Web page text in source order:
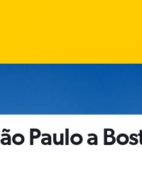
Paulo a